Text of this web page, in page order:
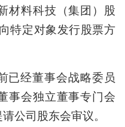
材料科技（集团）股
特定对象发行股票方
已经董事会战略委员
事会独立董事专门会
公司股东会审议。